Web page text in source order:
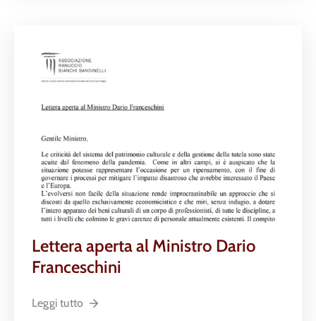
Lettera aperta al Ministro Dario
Franceschini
Leggi tutto